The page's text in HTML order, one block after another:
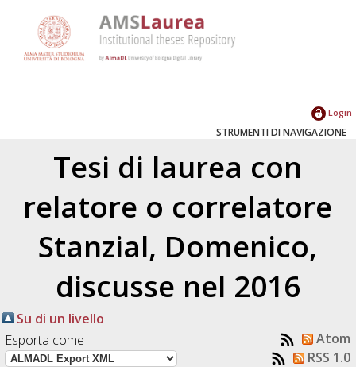
Login
STRUMENTI DI NAVIGAZIONE
Tesi di laurea con
relatore o correlatore
Stanzial, Domenico,
discusse nel 2016
Su di un livello
Esporta come
Atom
RSS 1.0